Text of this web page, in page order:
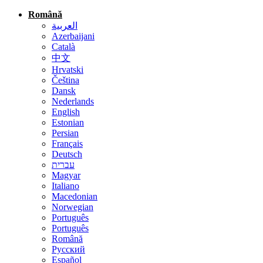
Română
العربية
Azerbaijani
Català
中文
Hrvatski
Čeština
Dansk
Nederlands
English
Estonian
Persian
Français
Deutsch
עברית
Magyar
Italiano
Macedonian
Norwegian
Português
Português
Română
Русский
Español